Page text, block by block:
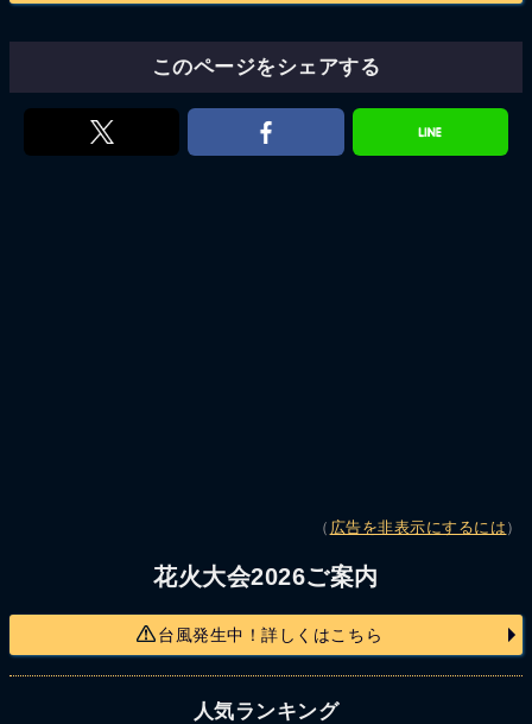
このページをシェアする
（ 広告を非表示にするには ）
花火大会2026ご案内
台風発生中！詳しくはこちら
人気ランキング